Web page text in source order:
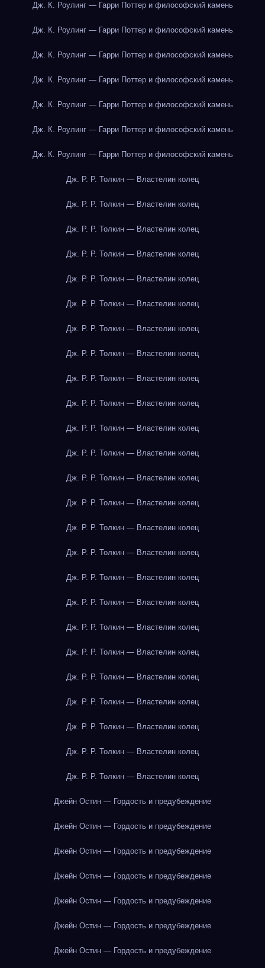
Дж. К. Роулинг — Гарри Поттер и философский камень
Дж. К. Роулинг — Гарри Поттер и философский камень
Дж. К. Роулинг — Гарри Поттер и философский камень
Дж. К. Роулинг — Гарри Поттер и философский камень
Дж. К. Роулинг — Гарри Поттер и философский камень
Дж. К. Роулинг — Гарри Поттер и философский камень
Дж. К. Роулинг — Гарри Поттер и философский камень
Дж. Р. Р. Толкин — Властелин колец
Дж. Р. Р. Толкин — Властелин колец
Дж. Р. Р. Толкин — Властелин колец
Дж. Р. Р. Толкин — Властелин колец
Дж. Р. Р. Толкин — Властелин колец
Дж. Р. Р. Толкин — Властелин колец
Дж. Р. Р. Толкин — Властелин колец
Дж. Р. Р. Толкин — Властелин колец
Дж. Р. Р. Толкин — Властелин колец
Дж. Р. Р. Толкин — Властелин колец
Дж. Р. Р. Толкин — Властелин колец
Дж. Р. Р. Толкин — Властелин колец
Дж. Р. Р. Толкин — Властелин колец
Дж. Р. Р. Толкин — Властелин колец
Дж. Р. Р. Толкин — Властелин колец
Дж. Р. Р. Толкин — Властелин колец
Дж. Р. Р. Толкин — Властелин колец
Дж. Р. Р. Толкин — Властелин колец
Дж. Р. Р. Толкин — Властелин колец
Дж. Р. Р. Толкин — Властелин колец
Дж. Р. Р. Толкин — Властелин колец
Дж. Р. Р. Толкин — Властелин колец
Дж. Р. Р. Толкин — Властелин колец
Дж. Р. Р. Толкин — Властелин колец
Дж. Р. Р. Толкин — Властелин колец
Джейн Остин — Гордость и предубеждение
Джейн Остин — Гордость и предубеждение
Джейн Остин — Гордость и предубеждение
Джейн Остин — Гордость и предубеждение
Джейн Остин — Гордость и предубеждение
Джейн Остин — Гордость и предубеждение
Джейн Остин — Гордость и предубеждение